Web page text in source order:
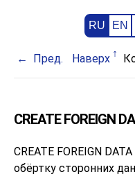
RU EN
Пред. Наверх
CREATE FOREIGN
CREATE FOREIGN
обёртку сторонних